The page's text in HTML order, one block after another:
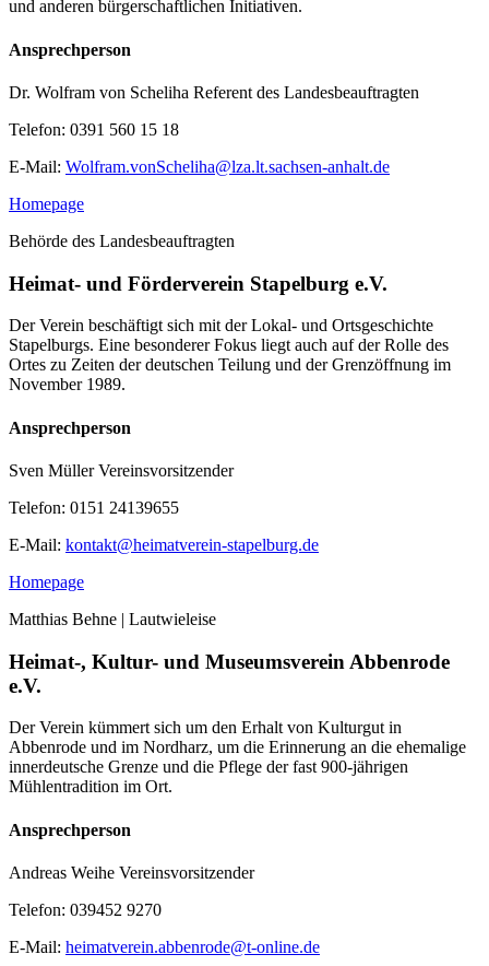
und anderen bürgerschaftlichen Initiativen.
Ansprechperson
Dr. Wolfram von Scheliha Referent des Landesbeauftragten
Telefon: 0391 560 15 18
E-Mail: Wolfram.vonScheliha@lza.lt.sachsen-anhalt.de
Homepage
Behörde des Landesbeauftragten
Heimat- und Förderverein Stapelburg e.V.
Der Verein beschäftigt sich mit der Lokal- und Ortsgeschichte
Stapelburgs. Eine besonderer Fokus liegt auch auf der Rolle des
Ortes zu Zeiten der deutschen Teilung und der Grenzöffnung im
November 1989.
Ansprechperson
Sven MüllerVereinsvorsitzender
Telefon: 0151 24139655
E-Mail: kontakt@heimatverein-stapelburg.de
Homepage
Matthias Behne | Lautwieleise
Heimat-, Kultur- und Museumsverein Abbenrode
e.V.
Der Verein kümmert sich um den Erhalt von Kulturgut in
Abbenrode und im Nordharz, um die Erinnerung an die ehemalige
innerdeutsche Grenze und die Pflege der fast 900-jährigen
Mühlentradition im Ort.
Ansprechperson
Andreas Weihe Vereinsvorsitzender
Telefon: 039452 9270
E-Mail: heimatverein.abbenrode@t-online.de